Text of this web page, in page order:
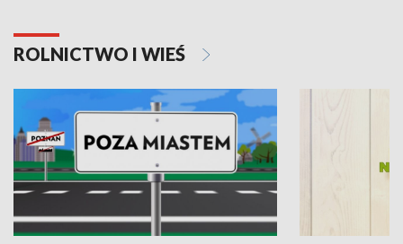
ROLNICTWO I WIEŚ